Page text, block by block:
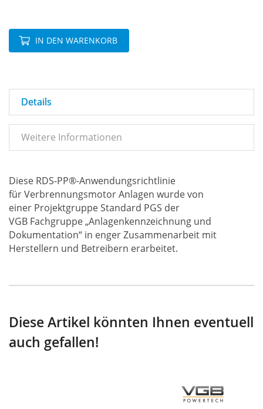
IN DEN WARENKORB
Details
Weitere Informationen
Diese RDS-PP®-Anwendungsrichtlinie
für Verbrennungsmotor Anlagen wurde von
einer Projektgruppe Standard PGS der
VGB Fachgruppe „Anlagenkennzeichnung und
Dokumentation“ in enger Zusammenarbeit mit
Herstellern und Betreibern erarbeitet.
Diese Artikel könnten Ihnen eventuell
auch gefallen!